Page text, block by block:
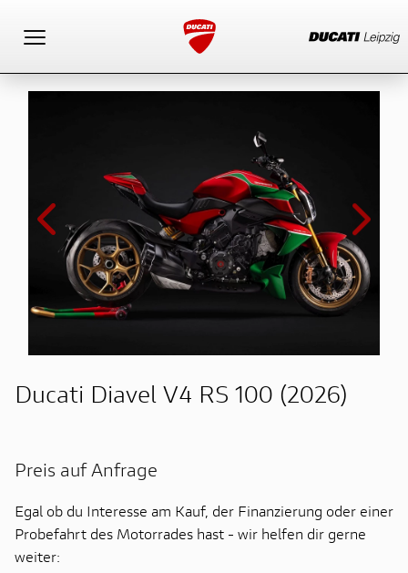
Ducati Diavel V4 RS 100 (2026)
Preis auf Anfrage
Egal ob du Interesse am Kauf, der Finanzierung oder einer
Probefahrt des Motorrades hast - wir helfen dir gerne
weiter: